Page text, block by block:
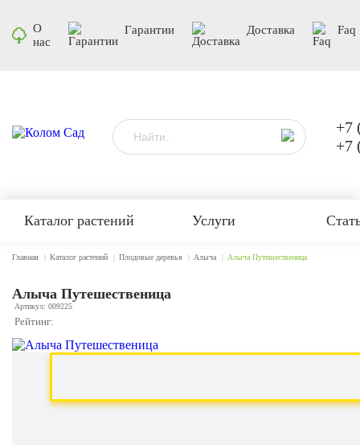
О
нас
Гарантии Доставка Faq
+7
+7
Каталог растений Услуги
Главная Каталог растений Плодовые деревья Алыча Алыча Путешественица
Алыча Путешественица
Артикул: 009225
Рейтинг: